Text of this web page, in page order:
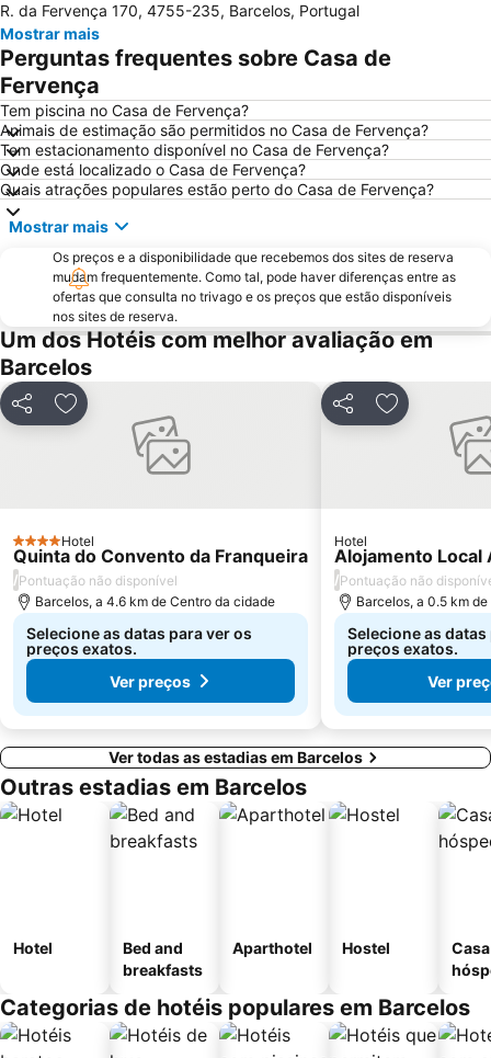
Pavilhão Rosa Mota
Praia de Moledo
Norteshopping
Rua Santa Catarina
Baixa
Casa da Música
Estação São Bento
Aver-o-Mar Beach
Praia de Caminha
Santuário de São Bento da Porta Aberta
Matosinhos Beach
Praia da Aguda
Parque da Cidade
da Póvoa de Varzim
da Madalena
Praia Fluvial de Vilar da Veiga
Vila Praia de Âncora
Edificio da Alfândega
Braga Parque
Mercado do Bolhão
Aldeia Rural Preservada de Quintandona
Palacio do Freixo
Mindelo Beach
Bom Jesus do Monte
Parque do Palácio de Cristal
Arrábida Shopping
Praia de Esposende
Aquático de Fafe
R. da Fervença 170, 4755-235, Barcelos, Portugal
Mostrar mais
Perguntas frequentes sobre Casa de
Fervença
Tem piscina no Casa de Fervença?
Animais de estimação são permitidos no Casa de Fervença?
Tem estacionamento disponível no Casa de Fervença?
Onde está localizado o Casa de Fervença?
Quais atrações populares estão perto do Casa de Fervença?
Mostrar mais
Os preços e a disponibilidade que recebemos dos sites de reserva
mudam frequentemente. Como tal, pode haver diferenças entre as
ofertas que consulta no trivago e os preços que estão disponíveis
nos sites de reserva.
Um dos Hotéis com melhor avaliação em
Barcelos
PartilharAdicionar aos favoritos
4 Estrelas
Hotel
Quinta do Convento da Franqueira
/Pontuação não disponível
Barcelos, a 4.6 km de Centro da cidade
Selecione as datas para ver os
preços exatos.
Ver preços
PartilharAdicionar
Hotel
Alojamento Local
/Pontuação não
Barcelos, a 0.5 km
Selecione as
preços exatos.
Ver
Ver todas as estadias em Barcelos
Outras estadias em Barcelos
Hotel
Bed and
breakfasts
Aparthotel Hostel
Categorias de hotéis populares em Barcelos